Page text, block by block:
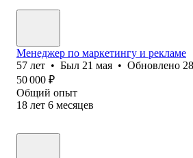
Менеджер по маркетингу и рекламе
57 лет • Был 21 мая • Обновлено
50 000 ₽
Общий опыт
18 лет 6 месяцев